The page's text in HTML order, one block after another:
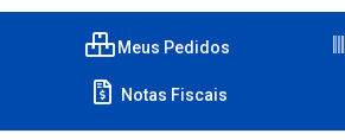
Meus Pedidos
Notas Fiscais